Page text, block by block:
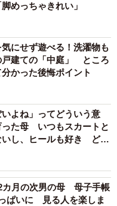
下からIN！」「思いっ
飛ばす！！笑」「熱々
やと思って、重い荷物
為を撃退するユニーク
話をお聞きしました。
れて、手を見た瞬間気
めっちゃきれい」
気にせず遊べる！洗濯物も
戸建ての「中庭」 ところ
かった後悔ポイント
いよね」ってどういう意
た母 いつもスカートと
いし、ヒールも好き どの
カ月の次男の母 母子手帳
ぱいに 見る人を楽しま